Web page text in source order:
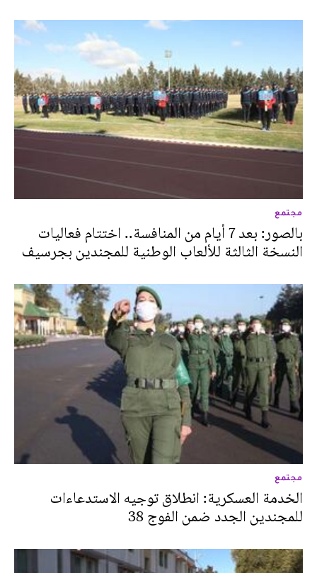
مجتمع
بالصور: بعد 7 أيام من المنافسة.. اختتام فعاليات
النسخة الثالثة للألعاب الوطنية للمجندين بجرسيف
مجتمع
الخدمة العسكرية: انطلاق توجيه الاستدعاءات
للمجندين الجدد ضمن الفوج 38